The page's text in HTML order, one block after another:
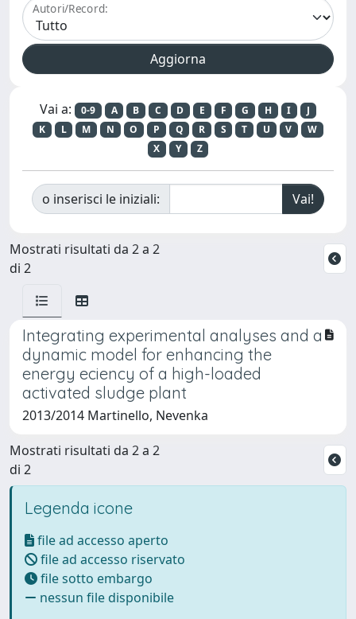
Autori/Record:
Vai a: 0-9 A B C D E F G H I
J
K
L M N O P Q R S T U V
W
X
Y Z
o inserisci le iniziali:
Mostrati risultati da 2 a 2
di 2
Integrating experimental analyses and a
dynamic model for enhancing the
energy eciency of a high-loaded
activated sludge plant
2013/2014 Martinello, Nevenka
Mostrati risultati da 2 a 2
di 2
Legenda icone
file ad accesso aperto
file ad accesso riservato
file sotto embargo
nessun file disponibile